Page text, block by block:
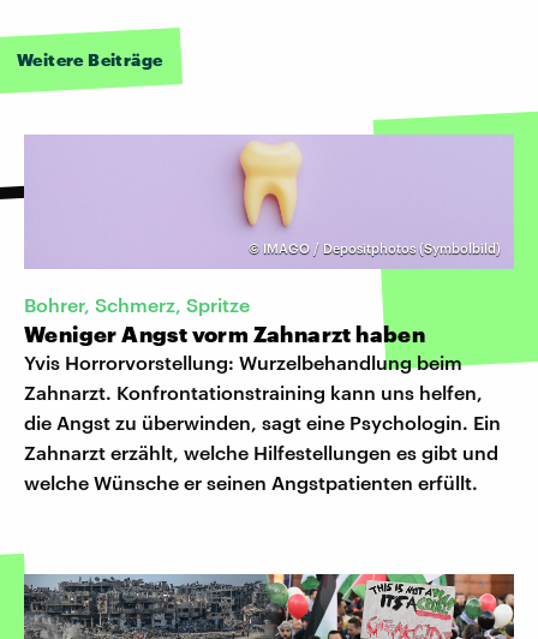
Weitere Beiträge
© IMAGO / Depositphotos (Symbolbild)
Bohrer, Schmerz, Spritze
Weniger Angst vorm Zahnarzt haben
Yvis Horrorvorstellung: Wurzelbehandlung beim
Zahnarzt. Konfrontationstraining kann uns helfen,
die Angst zu überwinden, sagt eine Psychologin. Ein
Zahnarzt erzählt, welche Hilfestellungen es gibt und
welche Wünsche er seinen Angstpatienten erfüllt.